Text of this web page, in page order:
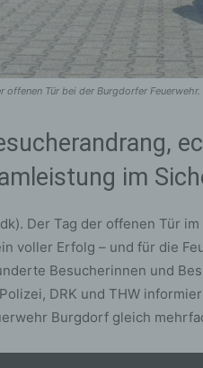
offenen Tür bei der Burgdorfer
im
Der Tag der offenen Tür
voller Erfolg – und für die
Besucherinnen und
DRK und THW
Burgdorf gleich